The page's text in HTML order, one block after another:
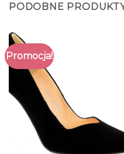
PODOBNE
Promocja!